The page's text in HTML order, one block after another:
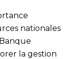
nationales
la gestion